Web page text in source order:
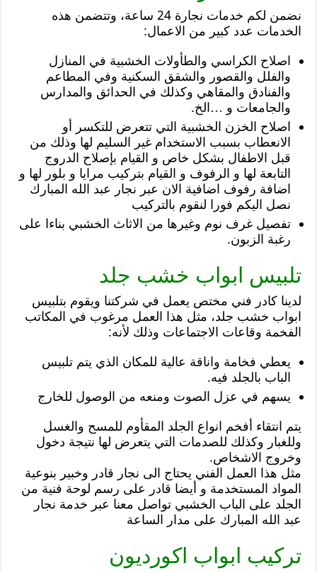
نضمن لكم خدمات نجارة 24 ساعة، وتتضمن هذه
الخدمات عدد كبير من الاعمال:
اصلاح الكراسي والطأولات الخشبية في المنازل
والفلل والقصور والشقق السكنية وفي المطاعم
والفنادق والمقاهي وكذلك في الحدائق والمدارس
والجامعات و …الخ.
اصلاح الخزن الخشبية التي تتعرض للتكسر أو
الانعطاب بسبب الاستخدام غير السليم لها وذلك من
قبل الاطفال بشكل خاص و القيام بإصلاح الدروج
التابعة لها و الرفوف و القيام بتركيب مرايا و بلور لها و
اضافة رفوف اضافية الان عبر نجار عبد الله المبارك
نصل اليكم فورا لنقوم بالتركيب
تفصيل غرف نوم وغيرها من الاثاث الخشبي بناءا على
رغبة الزبون.
تلبيس ابواب خشب جلد
لدينا كادر فني مختص يعمل في شركتنا ويقوم بتلبيس
ابواب خشب جلد، مثل هذا العمل مرغوب في المكاتب
الفخمة وقاعات الاجتماعات وذلك لأنه:
يعطي فخامة واناقة عالية للمكان الذي يتم تلبيس
الباب بالجلد فيه.
يسهم في عزل الصوت ومنعه من الوصول للخارج
يتم انتقاء أفخم انواع الجلد المقأوم للمسح والغسل
وللغبار وكذلك للصدمات التي يتعرض لها نتيجة دخول
وخروج الاشخاص.
مثل هذا العمل الفني يحتاج الى نجار قادر وخبير بنوعية
المواد المستخدمة و أيضا قادر على رسم لوحة فنية من
الجلد على الباب الخشبي تواصل معنا عبر خدمة نجار
عبد الله المبارك على مدار الساعة
تركيب ابواب اكورديون